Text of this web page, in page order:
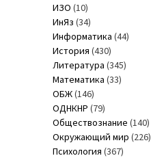
ИЗО (10)
ИнЯз (34)
Информатика (44)
История (430)
Литература (345)
Математика (33)
ОБЖ(146)
ОДНКНР (79)
Обществознание (140)
Окружающий мир (226)
Психология (367)